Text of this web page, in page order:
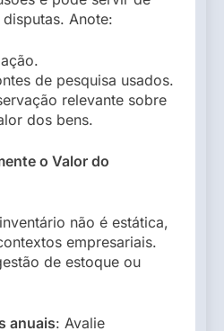
Anote:
de pesquisa usados.
relevante sobre
dos bens.
o Valor do
não é estática,
empresariais.
de estoque ou
anuais: Avalie